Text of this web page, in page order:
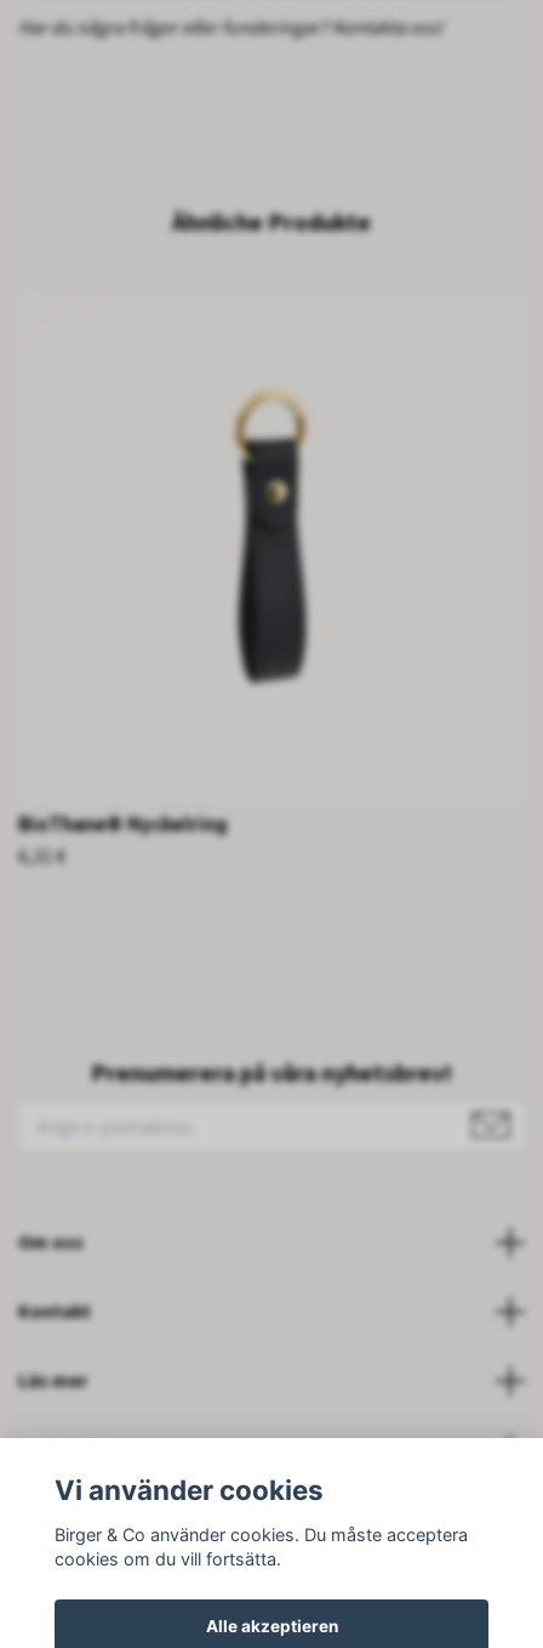
Har du några frågor eller funderingar? Kontakta oss!
BioThane® Nyckelring
6,31 €
Prenumerera på våra nyhetsbrev!
Om oss
Kontakt
Läs mer
© 2026 Birger and Company AB
Vi använder cookies
Birger & Co använder cookies. Du måste acceptera
cookies om du vill fortsätta.
Alle akzeptieren